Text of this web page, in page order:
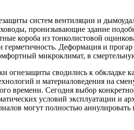
систем вентиляции и
пронизывающие здание
короба из тонколистовой
Деформация и
микроклимат, в
огнезащиты сводились к обкладке
и материаловедения на
времени. Сегодня выбор
условий эксплуатации и
могут полностью